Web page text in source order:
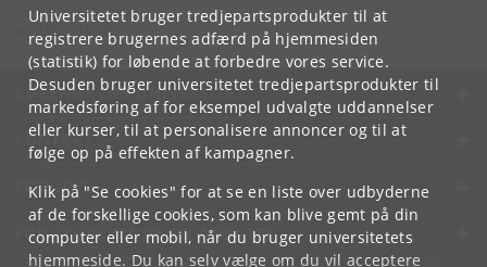
Universitetet bruger tredjepartsprodukter til at
registrere brugernes adfærd på hjemmesiden
(statistik) for løbende at forbedre vores service.
Desuden bruger universitetet tredjepartsprodukter til
markedsføring af for eksempel udvalgte uddannelser
eller kurser, til at personalisere annoncer og til at
følge op på effekten af kampagner.
Klik på "Se cookies" for at se en liste over udbyderne
af de forskellige cookies, som kan blive gemt på din
computer eller mobil, når du bruger universitetets
hjemmeside. Du kan selv vælge om du vil acceptere
Stine Stenfatt West
KØBENHAVNS UNIVERSITET
KONTAKT
SERVICES
FOR STUDERENDE OG ANSATTE